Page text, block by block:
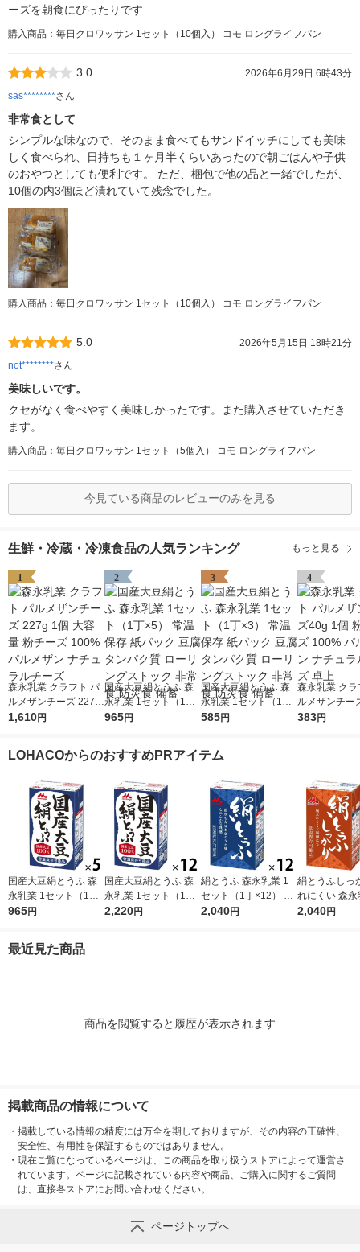
ーズを朝食にぴったりです
購入商品：毎日クロワッサン 1セット（10個入） コモ ロングライフパン
3.0
2026年6月29日 6時43分
sas********さん
非常食として
シンプルな味なので、そのまま食べてもサンドイッチにしても美味
しく食べられ、日持ちも１ヶ月半くらいあったので朝ごはんや子供
のおやつとしても便利です。 ただ、梱包で他の品と一緒でしたが、
10個の内3個ほど潰れていて残念でした。
購入商品：毎日クロワッサン 1セット（10個入） コモ ロングライフパン
5.0
2026年5月15日 18時21分
not********さん
美味しいです。
クセがなく食べやすく美味しかったです。また購入させていただき
ます。
購入商品：毎日クロワッサン 1セット（5個入） コモ ロングライフパン
今見ている商品のレビューのみを見る
生鮮・冷蔵・冷凍食品の人気ランキング もっと見る
1
森永乳業 クラフト パ
ルメザンチーズ 227g
1個 大容量 粉チーズ 1
1,610円
2
国産大豆絹とうふ 森
永乳業 1セット（1丁×
5） 常温保存 紙パッ
常食 防災食 備蓄
965円
3
国産大豆絹とうふ 森
永乳業 1セット（1丁×
3） 常温保存 紙パッ
常食 防災食 備蓄
585円
4
森永乳業 クラ
ルメザンチー
個 粉チーズ
383円
LOHACOからのおすすめPRアイテム
国産大豆絹とうふ 森
永乳業 1セット（1丁×
5） 常温保存 紙パッ
常食 防災食 備蓄
965円
国産大豆絹とうふ 森
永乳業 1セット（1丁×
12） 常温保存 紙パッ
2,220円
絹とうふ 森永乳業 1
セット（1丁×12） 常
温保存 紙パック 豆腐
2,040円
絹とうふしっ
れにくい 森
セット（1丁
2,040円
最近見た商品
商品を閲覧すると履歴が表示されます
掲載商品の情報について
・ 掲載している情報の精度には万全を期しておりますが、その内容の正確性、
安全性、有用性を保証するものではありません。
・ 現在ご覧になっているページは、この商品を取り扱うストアによって運営さ
れています。ページに記載されている内容や商品、ご購入に関するご質問
は、直接各ストアにお問い合わせください。
ページトップへ